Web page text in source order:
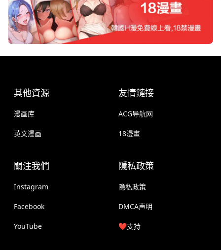
其他資源
漫画库
英文漫画
友情鏈接
ACG导航网
18漫畫
關注我們
Instagram
Facebook
YouTube
隱私政策
隐私政策
DMCA声明
❤️支持